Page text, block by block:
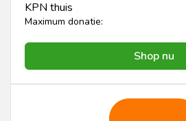
KPN thuis
Maximum donatie:
Shop nu